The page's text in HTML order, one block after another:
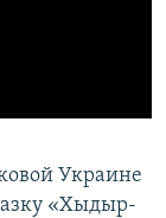
Украине
«Хыдыр-